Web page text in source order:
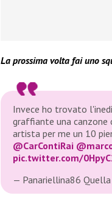
La prossima volta fai uno
Invece ho trovato
graffiante una canzone
artista per me un 10
@CarContiRai
pic.twitter.com/
— Panariellina86